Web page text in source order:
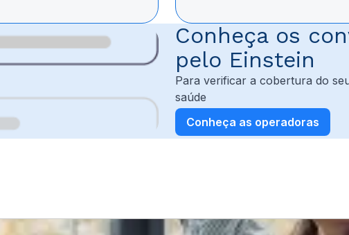
Conheça os
pelo Einstein
Para verificar a cobertura do
saúde
Conheça as operadoras